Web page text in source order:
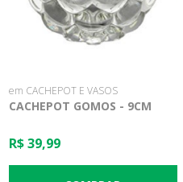
em CACHEPOT E VASOS
CACHEPOT GOMOS - 9CM
R$ 39,99